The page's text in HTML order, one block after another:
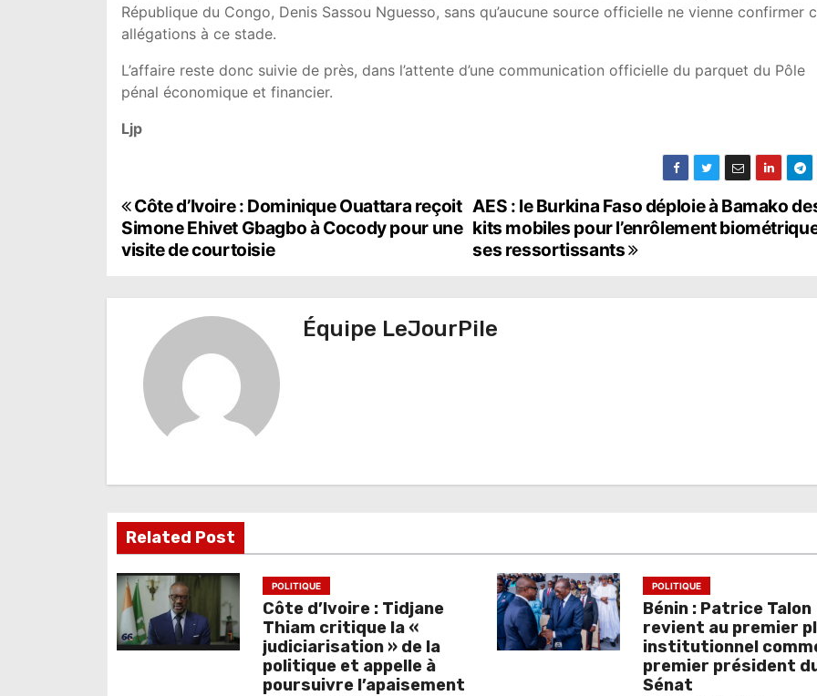
République du Congo, Denis Sassou Nguesso, sans qu’aucune source officielle ne vienne confirmer
allégations à ce stade.
L’affaire reste donc suivie de près, dans l’attente d’une communication officielle du parquet du Pôle
pénal économique et financier.
Ljp
N
a
o
n
d
e
l
’
AES : le Burkina Faso déploie à Bamako
kits mobiles pour l’enrôlement
ses ressortissants
Côte d’Ivoire : Dominique Ouattara reçoit
Simone Ehivet Gbagbo à Cocody pour une
visite de courtoisie
Équipe LeJourPile
Related Post
POLITIQUE
Côte d’Ivoire : Tidjane
Thiam critique la «
judiciarisation » de la
politique et appelle à
poursuivre l’apaisement
POLITIQUE
Bénin : Patrice Talon
revient au premier
institutionnel
premier président
Sénat